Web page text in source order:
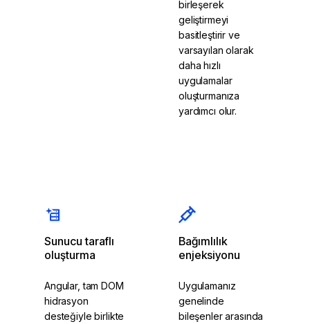
birleşerek
geliştirmeyi
basitleştirir ve
varsayılan olarak
daha hızlı
uygulamalar
oluşturmanıza
yardımcı olur.
Sunucu taraflı
oluşturma
Angular, tam DOM
hidrasyon
desteğiyle birlikte
Bağımlılık
enjeksiyonu
Uygulamanız
genelinde
bileşenler arasında